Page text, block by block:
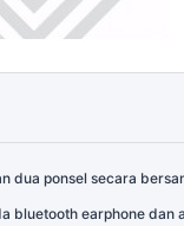
dua ponsel secara
bluetooth earphone dan